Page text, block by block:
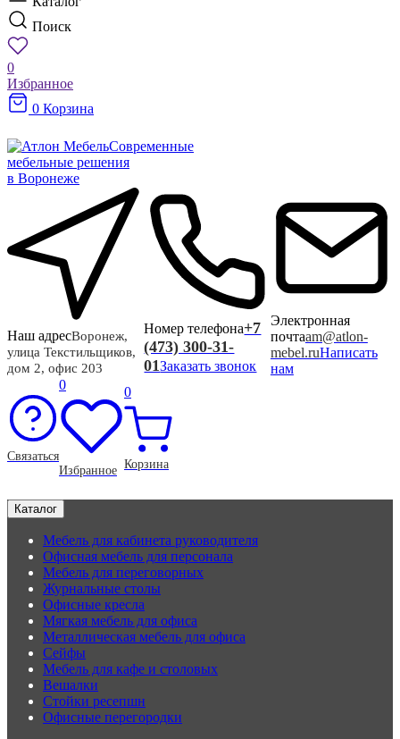
Поиск
0
Избранное
0 Корзина
Современные
мебельные решения
в Воронеже
Наш адресВоронеж,
улица Текстильщиков,
дом 2, офис 203
Номер телефона+7
(473) 300-31-
01Заказать звонок
Электронная
почтаam@atlon-
mebel.ruНаписать
нам
Связаться
0
Избранное
0
Корзина
Каталог
Мебель для кабинета руководителя
Офисная мебель для персонала
Мебель для переговорных
Журнальные столы
Офисные кресла
Мягкая мебель для офиса
Металлическая мебель для офиса
Сейфы
Мебель для кафе и столовых
Вешалки
Стойки ресепшн
Офисные перегородки